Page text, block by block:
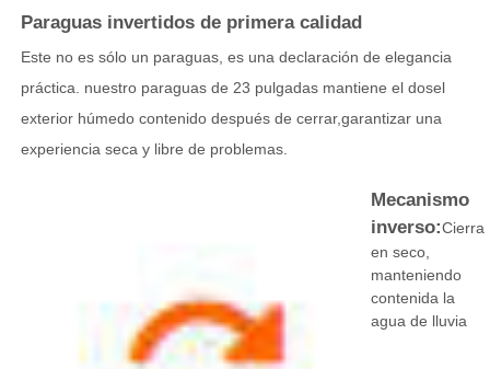
Visita a la fábrica
Todos los casos
Paraguas invertidos de primera calidad
Este no es sólo un paraguas, es una declaración de elegancia
práctica. nuestro paraguas de 23 pulgadas mantiene el dosel
exterior húmedo contenido después de cerrar,garantizar una
experiencia seca y libre de problemas.
Mecanismo
inverso:Cierra
en seco,
manteniendo
contenida la
agua de lluvia